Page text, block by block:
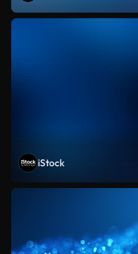
iStock